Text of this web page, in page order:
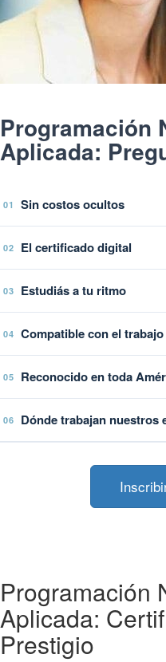
Programación
Aplicada:
01 Sin costos ocultos
02 El certificado digital
03 Estudiás a tu ritmo
04 Compatible con el trabajo
05 Reconocido en toda
06 Dónde trabajan nuestros
Programación
Aplicada:
Prestigio